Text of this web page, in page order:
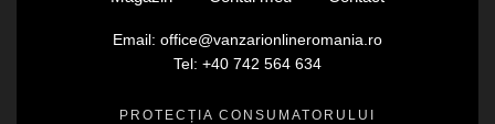
Email: office@vanzarionlineromania.ro
Tel: +40 742 564 634
PROTECȚIA CONSUMATORULUI